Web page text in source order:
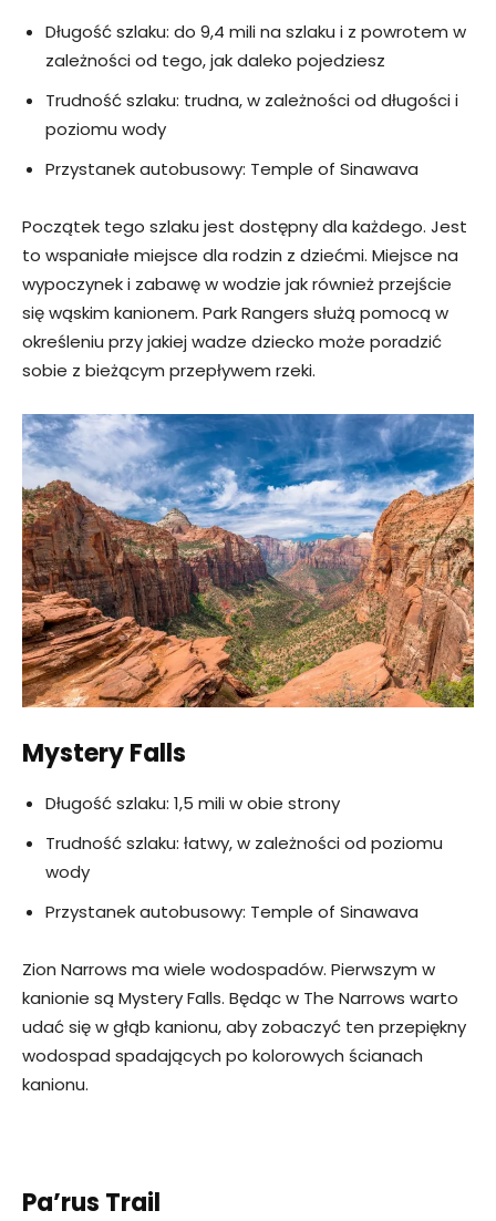
Długość szlaku: do 9,4 mili na szlaku i z powrotem w
zależności od tego, jak daleko pojedziesz
Trudność szlaku: trudna, w zależności od długości i
poziomu wody
Przystanek autobusowy: Temple of Sinawava
Początek tego szlaku jest dostępny dla każdego. Jest
to wspaniałe miejsce dla rodzin z dziećmi. Miejsce na
wypoczynek i zabawę w wodzie jak również przejście
się wąskim kanionem. Park Rangers służą pomocą w
określeniu przy jakiej wadze dziecko może poradzić
sobie z bieżącym przepływem rzeki.
Mystery Falls
Długość szlaku: 1,5 mili w obie strony
Trudność szlaku: łatwy, w zależności od poziomu
wody
Przystanek autobusowy: Temple of Sinawava
Zion Narrows ma wiele wodospadów. Pierwszym w
kanionie są Mystery Falls. Będąc w The Narrows warto
udać się w głąb kanionu, aby zobaczyć ten przepiękny
wodospad spadających po kolorowych ścianach
kanionu.
Pa’rus Trail